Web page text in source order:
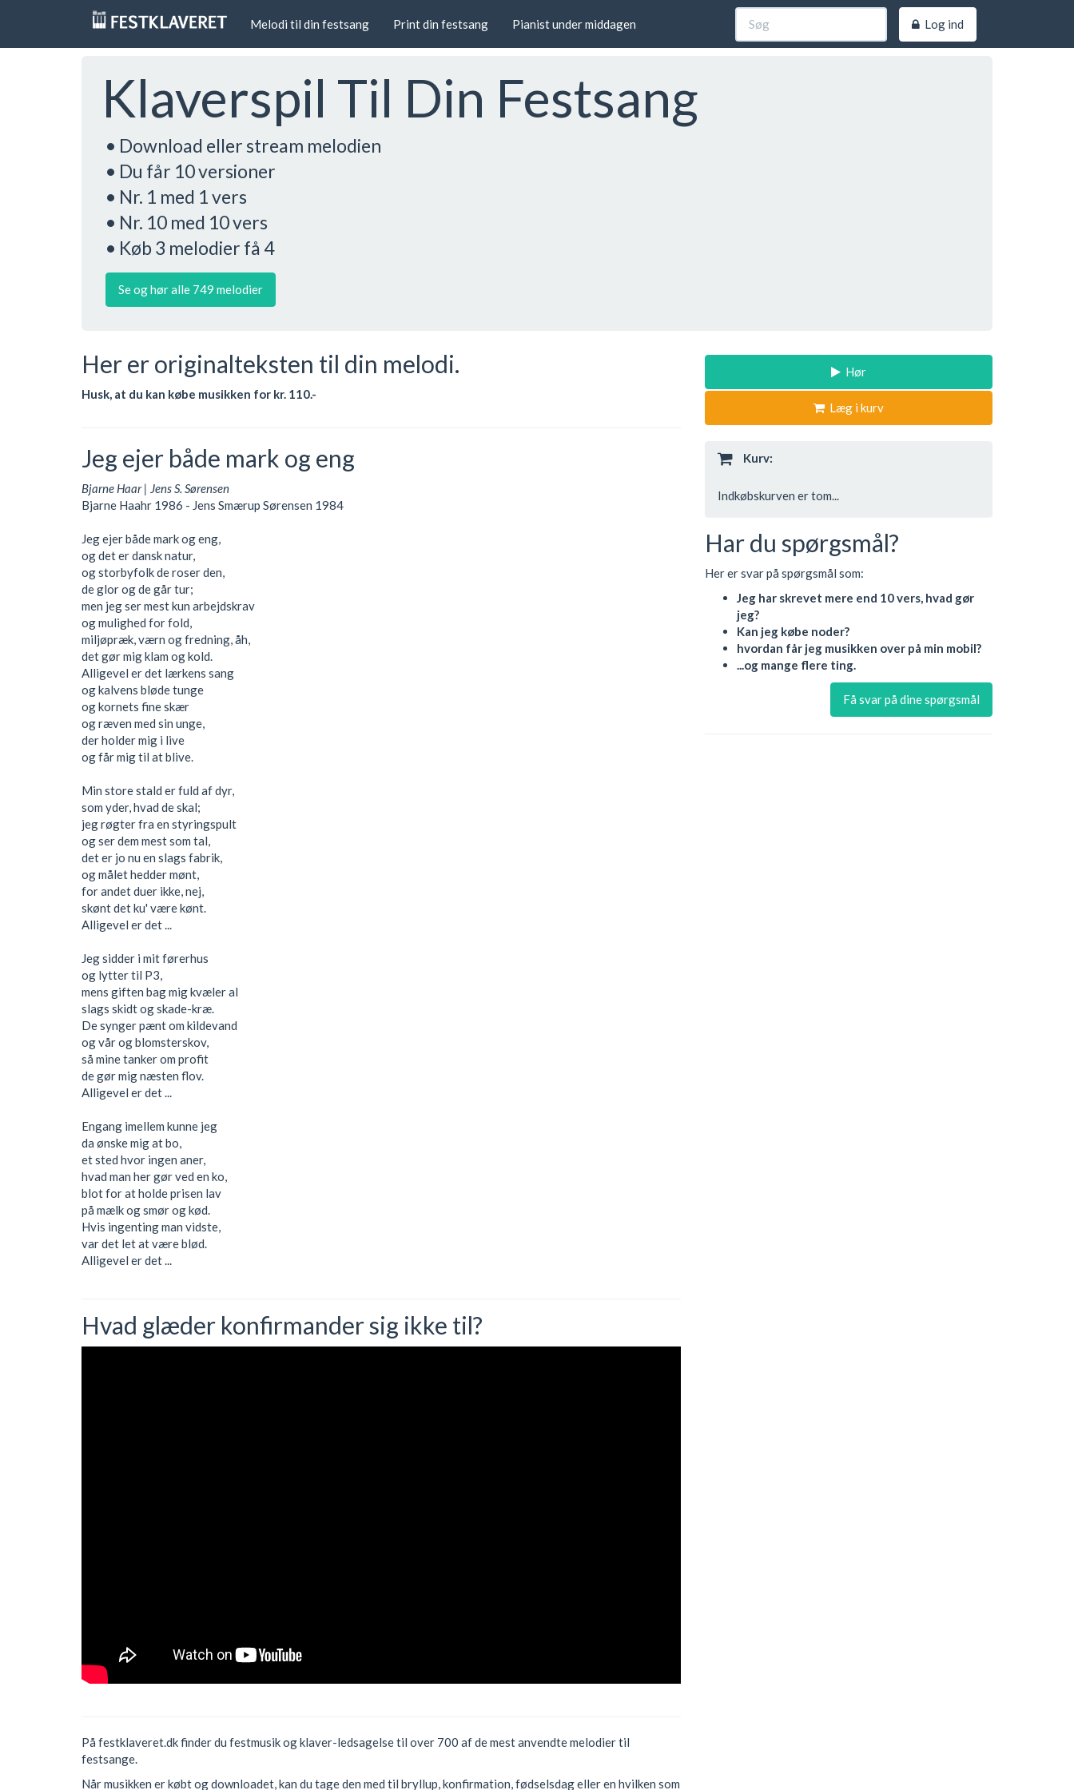
Log ind
Melodi til din festsang Print din festsang Pianist under middagen
Klaverspil Til Din Festsang
• Download eller stream melodien
• Du får 10 versioner
• Nr. 1 med 1 vers
• Nr. 10 med 10 vers
• Køb 3 melodier få 4
Se og hør alle 749 melodier
Her er originalteksten til din melodi.
Husk, at du kan købe musikken for kr. 110.-
Jeg ejer både mark og eng
Bjarne Haar | Jens S. Sørensen
Bjarne Haahr 1986 - Jens Smærup Sørensen 1984
Jeg ejer både mark og eng,
og det er dansk natur,
og storbyfolk de roser den,
de glor og de går tur;
men jeg ser mest kun arbejdskrav
og mulighed for fold,
miljøpræk, værn og fredning, åh,
det gør mig klam og kold.
Alligevel er det lærkens sang
og kalvens bløde tunge
og kornets fine skær
og ræven med sin unge,
der holder mig i live
og får mig til at blive.
Min store stald er fuld af dyr,
som yder, hvad de skal;
jeg røgter fra en styringspult
og ser dem mest som tal,
det er jo nu en slags fabrik,
og målet hedder mønt,
for andet duer ikke, nej,
skønt det ku' være kønt.
Alligevel er det ...
Jeg sidder i mit førerhus
og lytter til P3,
mens giften bag mig kvæler al
slags skidt og skade-kræ.
De synger pænt om kildevand
og vår og blomsterskov,
så mine tanker om profit
de gør mig næsten flov.
Alligevel er det ...
Engang imellem kunne jeg
da ønske mig at bo,
et sted hvor ingen aner,
hvad man her gør ved en ko,
blot for at holde prisen lav
på mælk og smør og kød.
Hvis ingenting man vidste,
var det let at være blød.
Alligevel er det ...
Hvad glæder konfirmander sig ikke til?
På festklaveret.dk finder du festmusik og klaver-ledsagelse til over 700 af de mest anvendte melodier til
festsange.
Når musikken er købt og downloadet, kan du tage den med til bryllup, konfirmation, fødselsdag eller en hvilken som
Hør
Læg i kurv
Kurv:
Indkøbskurven er tom...
Har du spørgsmål?
Her er svar på spørgsmål som:
Jeg har skrevet mere end 10 vers, hvad gør
jeg?
Kan jeg købe noder?
hvordan får jeg musikken over på min mobil?
...og mange flere ting.
Få svar på dine spørgsmål